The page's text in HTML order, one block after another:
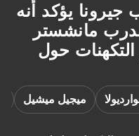
يؤكد أنه
مانشستر
حول
ميجيل ميشيل